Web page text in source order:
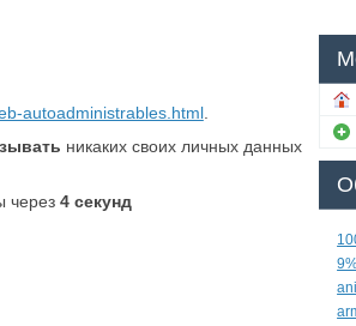
autoadministrables.html.
никаких своих личных данных
через 4секунд